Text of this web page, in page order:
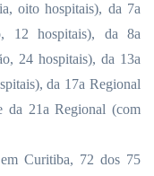
oito hospitais), da 7a
12 hospitais), da 8a
24 hospitais), da 13a
da 17a Regional
da 21a Regional (com
Curitiba, 72 dos 75